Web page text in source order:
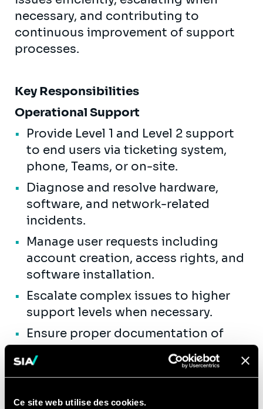
Ce site web utilise des cookies.
necessary, and contributing to
continuous improvement of support
processes.
Key Responsibilities
Operational Support
Provide Level 1 and Level 2 support
to end users via ticketing system,
phone, Teams, or on-site.
Diagnose and resolve hardware,
software, and network-related
incidents.
Manage user requests including
account creation, access rights, and
software installation.
Escalate complex issues to higher
support levels when necessary.
Ensure proper documentation of
incidents and resolutions.